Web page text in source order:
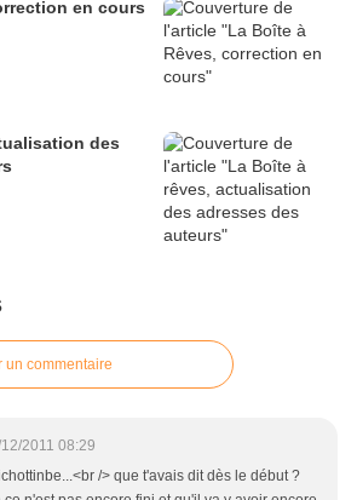
en cours
des
un commentaire
2011 08:29
/> que t'avais dit dès le début ?